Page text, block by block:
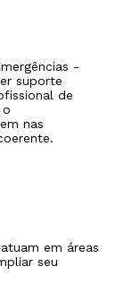
-
suporte
de
o
nas
em áreas
seu